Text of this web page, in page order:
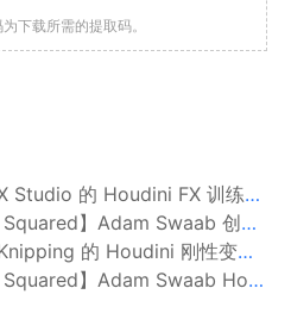
下载所需的提取码。
Studio 的 Houdini FX 训练教程
】Adam Swaab 创建 Houdini 粒子
的 Houdini 刚性变形特效教程 2.0 版
】Adam Swaab Houdini 程序基础